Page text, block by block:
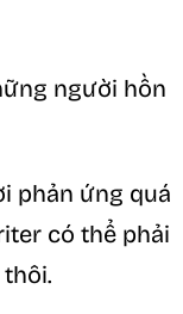
người hồn
phản ứng quá
có thể phải